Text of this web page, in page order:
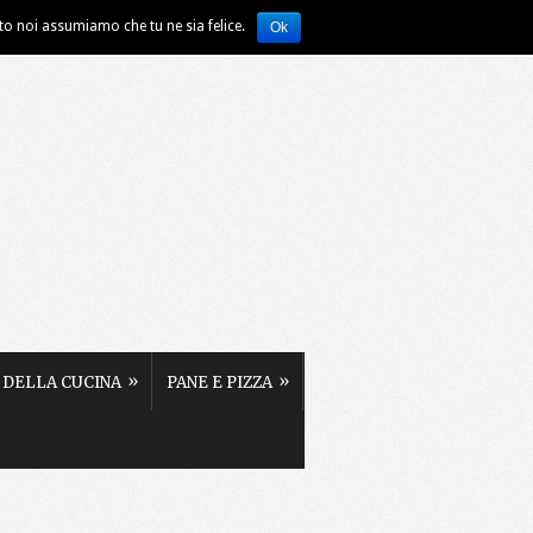
CUCINA » PANE E PIZZA »
noi assumiamo che tu ne sia felice. Ok